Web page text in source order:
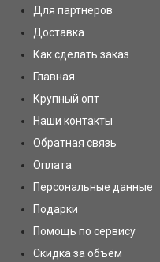
Для партнеров
Доставка
Как сделать заказ
Главная
Крупный опт
Наши контакты
Обратная связь
Оплата
Персональные данные
Подарки
Помощь по сервису
Скидка за объём